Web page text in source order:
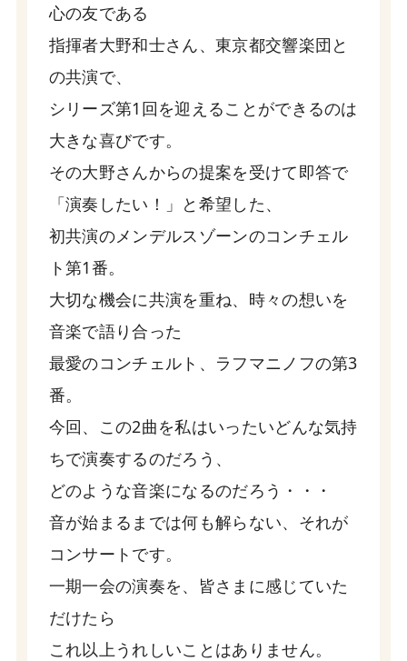
心の友である
指揮者大野和士さん、東京都交響楽団と
の共演で、
シリーズ第1回を迎えることができるのは
大きな喜びです。
その大野さんからの提案を受けて即答で
「演奏したい！」と希望した、
初共演のメンデルスゾーンのコンチェル
ト第1番。
大切な機会に共演を重ね、時々の想いを
音楽で語り合った
最愛のコンチェルト、ラフマニノフの第3
番。
今回、この2曲を私はいったいどんな気持
ちで演奏するのだろう、
どのような音楽になるのだろう・・・
音が始まるまでは何も解らない、それが
コンサートです。
一期一会の演奏を、皆さまに感じていた
だけたら
これ以上うれしいことはありません。